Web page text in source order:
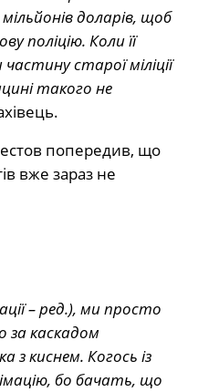
доларів, щоб
поліцію. Коли її
старої міліції
такого не
попередив, що
вже зараз не
– ред.), ми просто
за каскадом
з киснем. Когось із
бо бачать, що